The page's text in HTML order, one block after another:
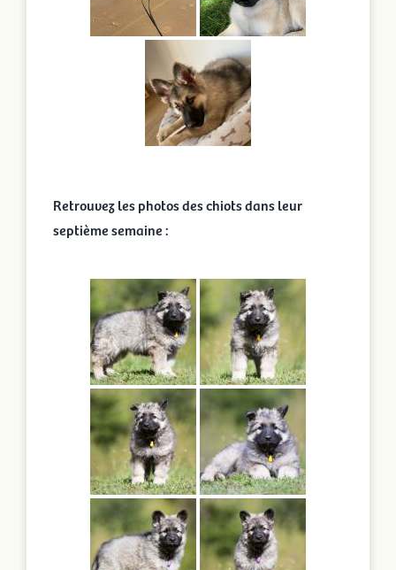
Retrouvez les photos des chiots dans leur
septième semaine :